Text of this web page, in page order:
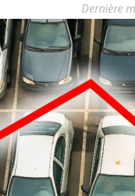
Dernière